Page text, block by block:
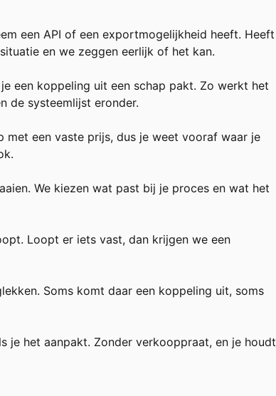
een API of een exportmogelijkheid heeft. Heeft
en we zeggen eerlijk of het kan.
een koppeling uit een schap pakt. Zo werkt het
de systeemlijst eronder.
met een vaste prijs, dus je weet vooraf waar je
We kiezen wat past bij je proces en wat het
Loopt er iets vast, dan krijgen we een
Soms komt daar een koppeling uit, soms
je het aanpakt. Zonder verkooppraat, en je houdt